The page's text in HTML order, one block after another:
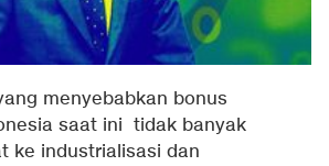
menyebabkan bonus
saat ini tidak banyak
ke industrialisasi dan